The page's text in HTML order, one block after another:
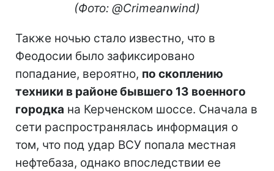
(Фото: @Crimeanwind)
Также ночью стало известно, что в
Феодосии было зафиксировано
попадание, вероятно, по скоплению
техники в районе бывшего 13 военного
городка на Керченском шоссе. Сначала в
сети распространялась информация о
том, что под удар ВСУ попала местная
нефтебаза, однако впоследствии ее